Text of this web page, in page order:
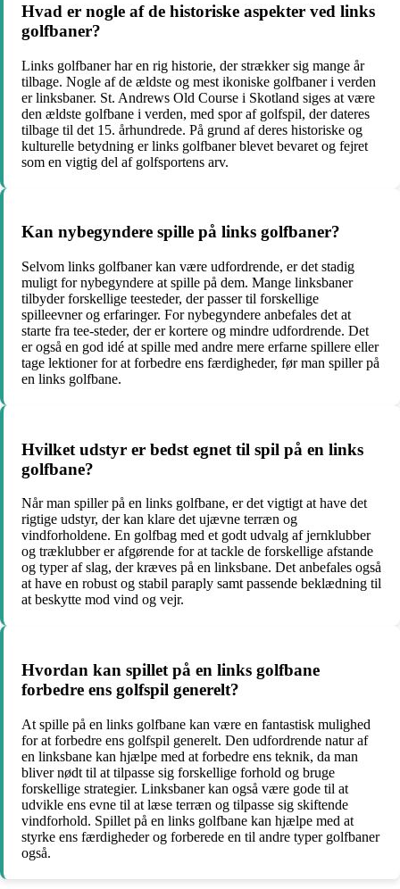
Hvad er nogle af de historiske aspekter ved links
golfbaner?
Links golfbaner har en rig historie, der strækker sig mange år
tilbage. Nogle af de ældste og mest ikoniske golfbaner i verden
er linksbaner. St. Andrews Old Course i Skotland siges at være
den ældste golfbane i verden, med spor af golfspil, der dateres
tilbage til det 15. århundrede. På grund af deres historiske og
kulturelle betydning er links golfbaner blevet bevaret og fejret
som en vigtig del af golfsportens arv.
Kan nybegyndere spille på links golfbaner?
Selvom links golfbaner kan være udfordrende, er det stadig
muligt for nybegyndere at spille på dem. Mange linksbaner
tilbyder forskellige teesteder, der passer til forskellige
spilleevner og erfaringer. For nybegyndere anbefales det at
starte fra tee-steder, der er kortere og mindre udfordrende. Det
er også en god idé at spille med andre mere erfarne spillere eller
tage lektioner for at forbedre ens færdigheder, før man spiller på
en links golfbane.
Hvilket udstyr er bedst egnet til spil på en links
golfbane?
Når man spiller på en links golfbane, er det vigtigt at have det
rigtige udstyr, der kan klare det ujævne terræn og
vindforholdene. En golfbag med et godt udvalg af jernklubber
og træklubber er afgørende for at tackle de forskellige afstande
og typer af slag, der kræves på en linksbane. Det anbefales også
at have en robust og stabil paraply samt passende beklædning til
at beskytte mod vind og vejr.
Hvordan kan spillet på en links golfbane
forbedre ens golfspil generelt?
At spille på en links golfbane kan være en fantastisk mulighed
for at forbedre ens golfspil generelt. Den udfordrende natur af
en linksbane kan hjælpe med at forbedre ens teknik, da man
bliver nødt til at tilpasse sig forskellige forhold og bruge
forskellige strategier. Linksbaner kan også være gode til at
udvikle ens evne til at læse terræn og tilpasse sig skiftende
vindforhold. Spillet på en links golfbane kan hjælpe med at
styrke ens færdigheder og forberede en til andre typer golfbaner
også.